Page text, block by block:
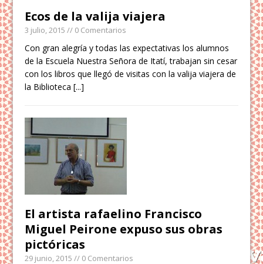
Ecos de la valija viajera
3 julio, 2015 // 0 Comentarios
Con gran alegría y todas las expectativas los alumnos
de la Escuela Nuestra Señora de Itatí, trabajan sin cesar
con los libros que llegó de visitas con la valija viajera de
la Biblioteca[...]
El artista rafaelino Francisco
Miguel Peirone expuso sus obras
pictóricas
29 junio, 2015 // 0 Comentarios